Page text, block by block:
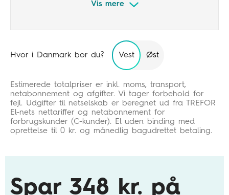
Vis mere
Hvor i Danmark bor du? Vest Øst
Estimerede totalpriser er inkl. moms, transport,
netabonnement og afgifter. Vi tager forbehold for
fejl. Udgifter til netselskab er beregnet ud fra TREFOR
El-nets nettariffer og netabonnement for
forbrugskunder (C-kunder). El uden binding med
oprettelse til 0 kr. og månedlig bagudrettet betaling.
Spar 348 kr. på